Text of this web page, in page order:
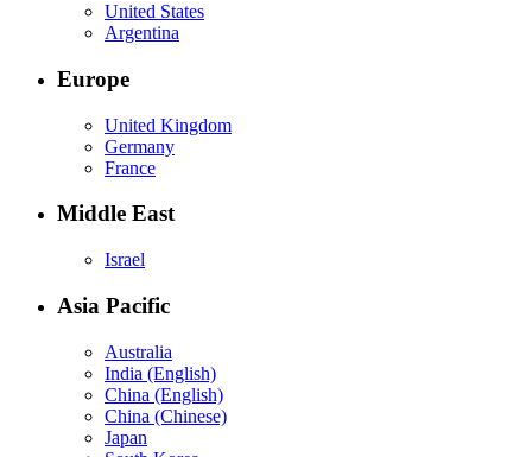
United States
Argentina
Europe
United Kingdom
Germany
France
Middle East
Israel
Asia Pacific
Australia
India (English)
China (English)
China (Chinese)
Japan